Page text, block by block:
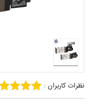
درباره
ما
نظرات کاربران :